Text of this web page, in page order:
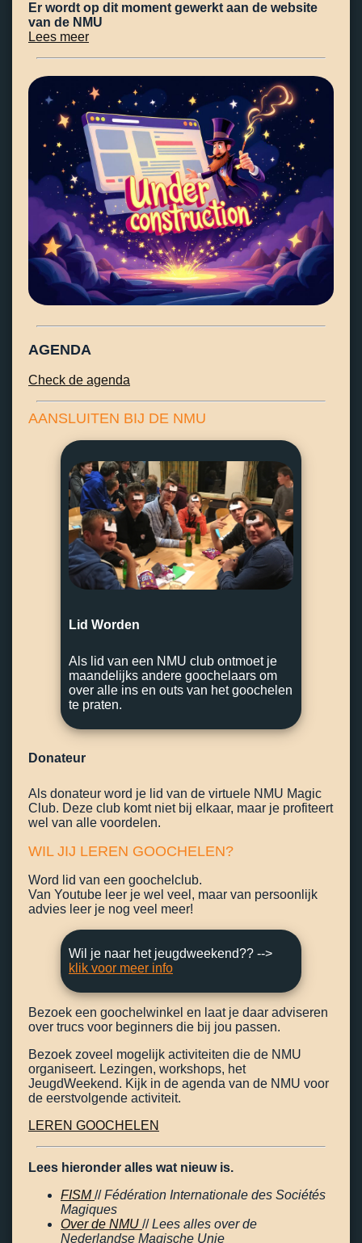
Er wordt op dit moment gewerkt aan de website
van de NMU
Lees meer
AGENDA
Check de agenda
AANSLUITEN BIJ DE NMU
Lid Worden
Als lid van een NMU club ontmoet je
maandelijks andere goochelaars om
over alle ins en outs van het goochelen
te praten.
Donateur
Als donateur word je lid van de virtuele NMU Magic
Club. Deze club komt niet bij elkaar, maar je profiteert
wel van alle voordelen.
WIL JIJ LEREN GOOCHELEN?
Word lid van een goochelclub.
Van Youtube leer je wel veel, maar van persoonlijk
advies leer je nog veel meer!
Wil je naar het jeugdweekend?? -->
klik voor meer info
Bezoek een goochelwinkel en laat je daar adviseren
over trucs voor beginners die bij jou passen.
Bezoek zoveel mogelijk activiteiten die de NMU
organiseert. Lezingen, workshops, het
JeugdWeekend. Kijk in de agenda van de NMU voor
de eerstvolgende activiteit.
LEREN GOOCHELEN
Lees hieronder alles wat nieuw is.
FISM//Fédération Internationale des Sociétés
Magiques
Over de NMU //Lees alles over de
Nederlandse Magische Unie